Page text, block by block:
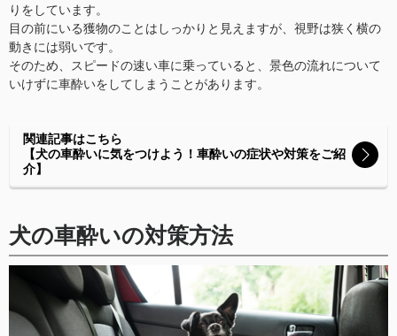
りをしています。
目の前にいる獲物のことはしっかりと見えますが、視野は狭く横の
動きには弱いです。
そのため、スピードの速い車に乗っていると、景色の流れについて
いけずに車酔いをしてしまうことがあります。
関連記事はこちら
【犬の車酔いに気をつけよう！車酔いの症状や対策をご紹
介】
犬の車酔いの対策方法